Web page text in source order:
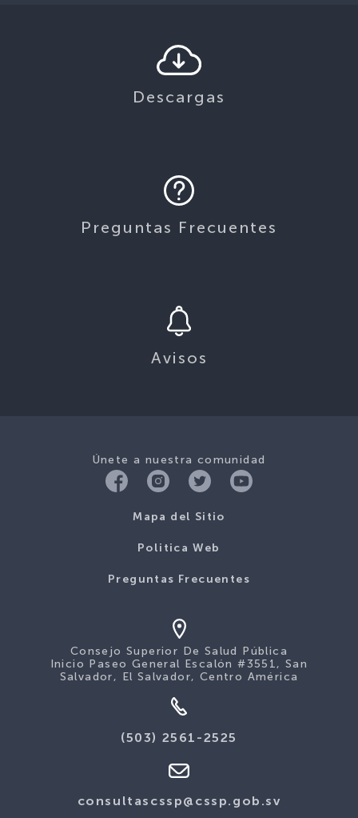
Descargas
Preguntas Frecuentes
Avisos
Únete a nuestra comunidad
Mapa del Sitio
Politica Web
Preguntas Frecuentes
Consejo Superior De Salud Pública
Inicio Paseo General Escalón #3551, San
Salvador, El Salvador, Centro América
(503) 2561-2525
consultascssp@cssp.gob.sv